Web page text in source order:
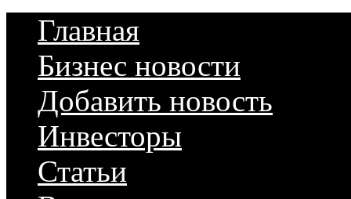
Главная
Бизнес новости
Добавить новость
Инвесторы
Статьи